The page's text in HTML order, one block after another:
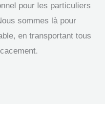
pour les particuliers
sommes là pour
en transportant tous